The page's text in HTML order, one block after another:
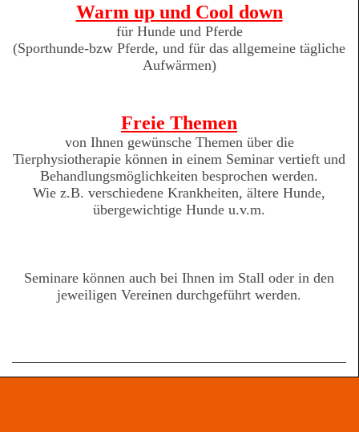
Warm up und Cool down
für Hunde und Pferde
(Sporthunde-bzw Pferde, und für das allgemeine tägliche
Aufwärmen)
Freie Themen
von Ihnen gewünsche Themen über die
Tierphysiotherapie können in einem Seminar vertieft und
Behandlungsmöglichkeiten besprochen werden.
Wie z.B. verschiedene Krankheiten, ältere Hunde,
übergewichtige Hunde u.v.m.
Seminare können auch bei Ihnen im Stall oder in den
jeweiligen Vereinen durchgeführt werden.